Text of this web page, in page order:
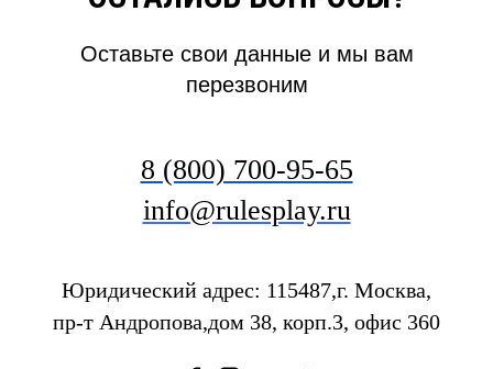
Оставьте свои данные и мы вам
перезвоним
8 (800) 700-95-65
info@rulesplay.ru
Юридический адрес: 115487,г. Москва,
пр-т Андропова,дом 38, корп.3, офис 360